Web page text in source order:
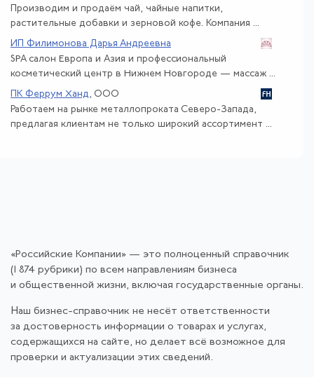
Производим и продаём чай, чайные напитки,
растительные добавки и зерновой кофе. Компания ...
ИП Филимонова Дарья Андреевна
SPA салон Европа и Азия и профессиональный
косметический центр в Нижнем Новгороде — массаж ...
ПК Феррум Ханд, ООО
Работаем на рынке металлопроката Северо-Запада,
предлагая клиентам не только широкий ассортимент ...
«Российские Компании» — это полноценный справочник
(1 874 рубрики) по всем направлениям бизнеса
и общественной жизни, включая государственные органы.
Наш бизнес-справочник не несёт ответственности
за достоверность информации о товарах и услугах,
содержащихся на сайте, но делает всё возможное для
проверки и актуализации этих сведений.